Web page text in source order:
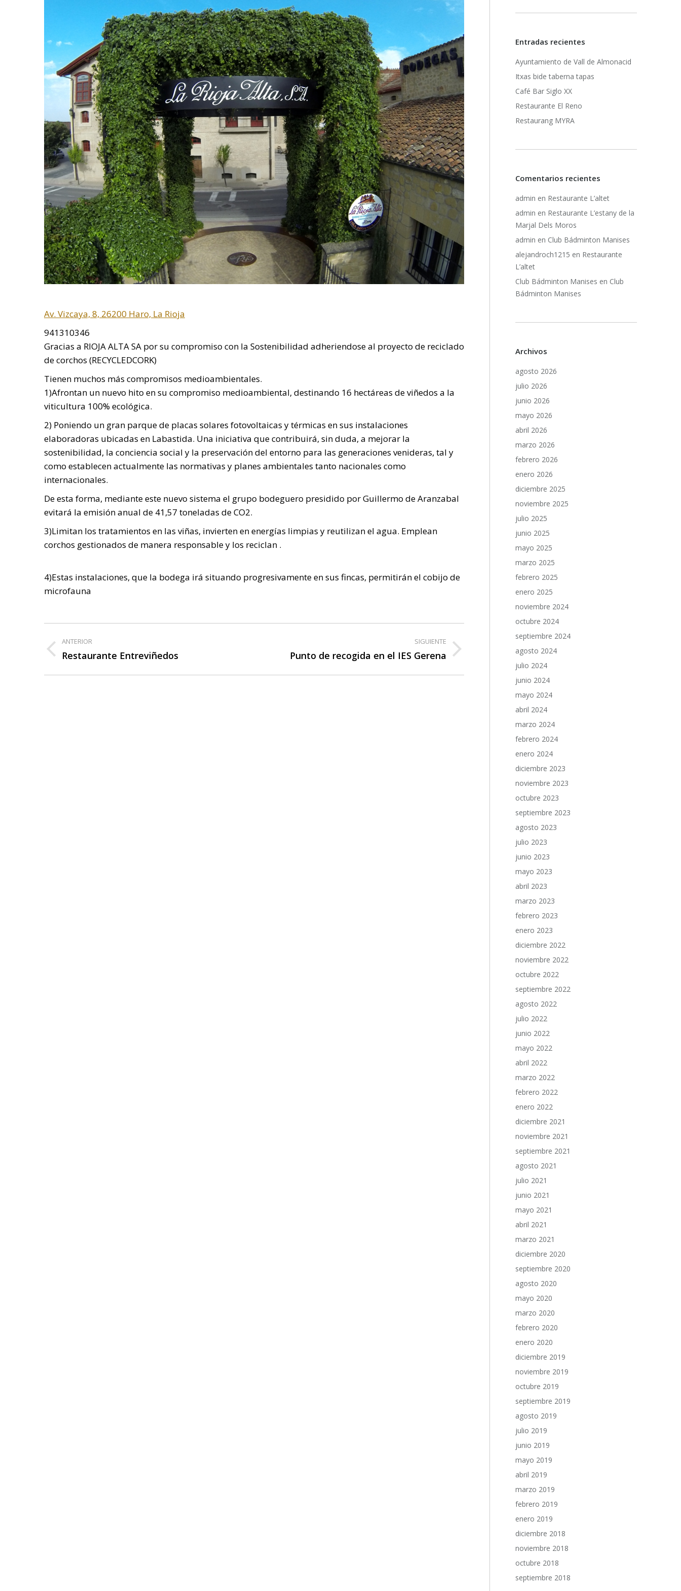
Av. Vizcaya, 8, 26200 Haro, La Rioja
941310346
Gracias a RIOJA ALTA SA por su compromiso con la Sostenibilidad adheriendose al proyecto de reciclado
de corchos (RECYCLEDCORK)
Tienen muchos más compromisos medioambientales.
1)Afrontan un nuevo hito en su compromiso medioambiental, destinando 16 hectáreas de viñedos a la
viticultura 100% ecológica.
2) Poniendo un gran parque de placas solares fotovoltaicas y térmicas en sus instalaciones
elaboradoras ubicadas en Labastida. Una iniciativa que contribuirá, sin duda, a mejorar la
sostenibilidad, la conciencia social y la preservación del entorno para las generaciones venideras, tal y
como establecen actualmente las normativas y planes ambientales tanto nacionales como
internacionales.
De esta forma, mediante este nuevo sistema el grupo bodeguero presidido por Guillermo de Aranzabal
evitará la emisión anual de 41,57 toneladas de CO2.
3)Limitan los tratamientos en las viñas, invierten en energías limpias y reutilizan el agua. Emplean
corchos gestionados de manera responsable y los reciclan .
4)Estas instalaciones, que la bodega irá situando progresivamente en sus fincas, permitirán el cobijo de
microfauna
Navegación
entre
publicaciones
ANTERIOR
Publicación
Restaurante Entreviñedos
SIGUIENTE
Publicación
Punto de recogida en el IES Gerena
Entradas recientes
Ayuntamiento de Vall de Almonacid
Itxas bide taberna tapas
Café Bar Siglo XX
Restaurante El Reno
Restaurang MYRA
Comentarios recientes
admin en Restaurante L’altet
admin en Restaurante L’estany de la
Marjal Dels Moros
admin en Club Bádminton Manises
alejandroch1215 en Restaurante
L’altet
Club Bádminton Manises en Club
Bádminton Manises
Archivos
agosto 2026
julio 2026
junio 2026
mayo 2026
abril 2026
marzo 2026
febrero 2026
enero 2026
diciembre 2025
noviembre 2025
julio 2025
junio 2025
mayo 2025
marzo 2025
febrero 2025
enero 2025
noviembre 2024
octubre 2024
septiembre 2024
agosto 2024
julio 2024
junio 2024
mayo 2024
abril 2024
marzo 2024
febrero 2024
enero 2024
diciembre 2023
noviembre 2023
octubre 2023
septiembre 2023
agosto 2023
julio 2023
junio 2023
mayo 2023
abril 2023
marzo 2023
febrero 2023
enero 2023
diciembre 2022
noviembre 2022
octubre 2022
septiembre 2022
agosto 2022
julio 2022
junio 2022
mayo 2022
abril 2022
marzo 2022
febrero 2022
enero 2022
diciembre 2021
noviembre 2021
septiembre 2021
agosto 2021
julio 2021
junio 2021
mayo 2021
abril 2021
marzo 2021
diciembre 2020
septiembre 2020
agosto 2020
mayo 2020
marzo 2020
febrero 2020
enero 2020
diciembre 2019
noviembre 2019
octubre 2019
septiembre 2019
agosto 2019
julio 2019
junio 2019
mayo 2019
abril 2019
marzo 2019
febrero 2019
enero 2019
diciembre 2018
noviembre 2018
octubre 2018
septiembre 2018